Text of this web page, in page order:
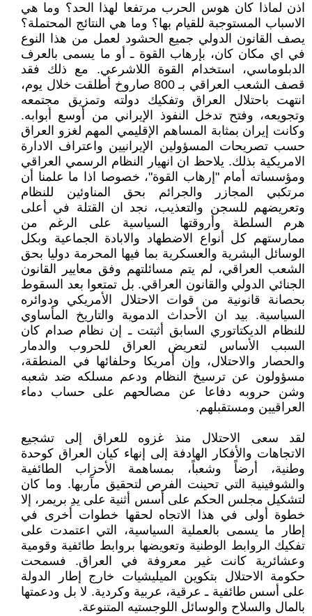
اذن لماذا كان هوس الحرب مرتفعا لهذا الحد؟ وما هي
الاسباب المستوجبة للقيام بها؟ وما هي النتائج المحتملة؟
يصف القانون الدولي جميع الحشود لعمل من هذا النوع
في اي مكان كان، بإرهاب القوة ـ أو ما يسمى بالعرف
الدبلوماسي، استخدام القوة اللاشرعي. مع ذلك فقد
قصف الشعب العراقي بـ 800 صاروخ أطلقت خلال يوم،
انتهت باحتلال العراق وتفكيك دولته وتمزيق مجتمعه
وتجويعه، وفتح تدخل النفوذ الإيراني من أوسع أبوابه.
وكانت إيران بمثابة المساهم الإقليمي المهم لغزو العراق
حسب تصريحات المسؤولين الإيرانيين واعتراف الادارة
الامريكية بذلك. يلاحظ ان انهيار النظام الرسمي العراقي
ومؤسساته أمام "إرهاب القوة"، خصوصا اذا ما علمنا أن
مرتكبي المجازر والجرائم بحق المناوئين للنظام
وتعريضهم للسجن والتعذيب، نجد ان القتلة في أعلى
هرم السلطة وأروقتها السياسية على الرغم من
ممارستهم كل أنواع الاضطهاد والابادة الجماعية وبكل
الوسائل البشرية والعسكرية بما فيها المحرمة دوليا بحق
الشعب العراقي، لم يتم مسائلتهم وفق معايير القانون
الجنائي الدولي والقانون العراقي. بل تمتعوا بعد السقوط
بحصانة قانونية من قوات الاحتلال الأمريكي ودوائره
السياسية. بيد ان الأحداث الدموية والتاريخ المأساوي
للنظام الديكتاتوري السابق أثبتت ـ إن نظام صدام كان
السبب الأساس لتعريض العراق للحروب والدمار
والحصار والاحتلال، وإن أمريكا وحلفائها في المنطقة،
مسؤولون عن ترسيخ النظام ودعم مسلكه ضد شعبه
وشن حروبه دفاعا عن مصالحهم على حساب دماء
العراقيين ومستقبلهم.
لقد سعى الاحتلال منذ غزوه للعراق إلى تشجيع
الاتجاهات والأفكار الهادفة إلى إنهاء كيان العراق كوحدة
وطنية، أرضاً وشعباً، بمساهمة الأحزاب الطائفية
والشوفينية التي تحينت الفرص لتحقيق مآربها. وما كان
لتشكيل مجلس الحكم على أسس أثنية على يدِ بريمر، إلا
خطوة أولى في هذا الاتجاه لحقها خطوات أخرى في
إطار ما يسمى بالعملية السياسية، التي اعتمدت على
تفكيك الروابط الوطنية وتعويضها بروابط طائفية وقومية
وعشائرية كانت غير معروفة في العراق. فسمحت
حكومة الاحتلال بتكوين الميليشيات خارج إطار الدولة
على أسس طائفية ـ عرقية، عربية وكردية. لا بل ودعمتها
بالمال والسلاح والوسائل اللوجستيه المتنوعة.